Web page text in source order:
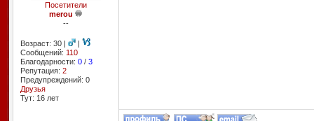
Посетители
merou
--
Возраст: 30 |
|
Сообщений: 110
Благодарности: 0/ 3
Репутация: 2
Предупреждений: 0
Друзья
Тут: 16 лет